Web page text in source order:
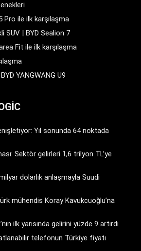
Pro ile ilk karşılaşma
SUV | BYD Sealion 7
Fit ile ilk karşılaşma
YANGWANG U9
Yıl sonunda 64 noktada
Sektör gelirleri 1,6 trilyon TL’ye
dolarlık anlaşmayla Suudi
mühendis Koray Kavukcuoğlu’na
ilk yarısında gelirini yüzde 9 artırdı
telefonun Türkiye fiyatı